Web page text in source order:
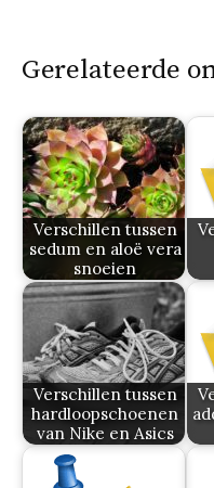
Gerelateerde
Verschillen tussen
sedum en aloë vera
snoeien
Verschillen tussen
hardloopschoenen
van Nike en Asics